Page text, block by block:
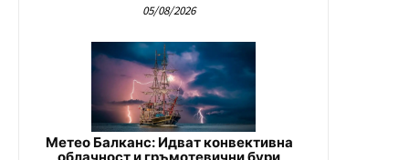
05/08/2026
Метео Балканс: Идват конвективна